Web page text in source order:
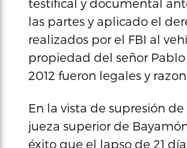
testifical y documental
las partes y aplicado el
realizados por el FBI al
propiedad del señor Pablo
2012 fueron legales y
En la vista de supresión
jueza superior de
éxito que el lapso de 21